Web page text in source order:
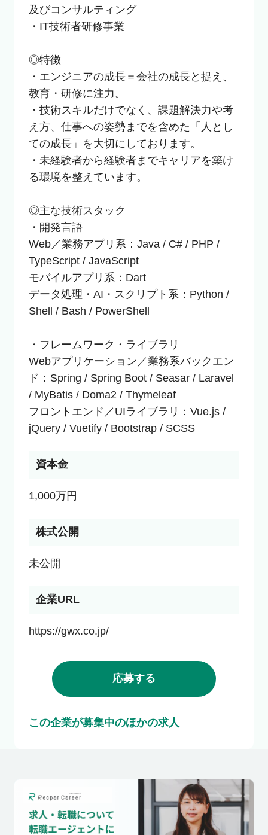
及びコンサルティング
・IT技術者研修事業
◎特徴
・エンジニアの成長＝会社の成長と捉え、
教育・研修に注力。
・技術スキルだけでなく、課題解決力や考
え方、仕事への姿勢までを含めた「人とし
ての成長」を大切にしております。
・未経験者から経験者までキャリアを築け
る環境を整えています。
◎主な技術スタック
・開発言語
Web／業務アプリ系：Java / C# / PHP /
TypeScript / JavaScript
モバイルアプリ系：Dart
データ処理・AI・スクリプト系：Python /
Shell / Bash / PowerShell
・フレームワーク・ライブラリ
Webアプリケーション／業務系バックエン
ド：Spring / Spring Boot / Seasar / Laravel
/ MyBatis / Doma2 / Thymeleaf
フロントエンド／UIライブラリ：Vue.js /
jQuery / Vuetify / Bootstrap / SCSS
資本金
1,000万円
株式公開
未公開
企業URL
https://gwx.co.jp/
応募する
この企業が募集中のほかの求人